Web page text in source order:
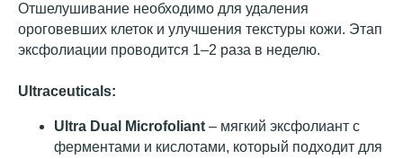
Отшелушивание необходимо для удаления
ороговевших клеток и улучшения текстуры кожи. Этап
эксфолиации проводится 1–2 раза в неделю.
Ultraceuticals:
Ultra Dual Microfoliant – мягкий эксфолиант с
ферментами и кислотами, который подходит для